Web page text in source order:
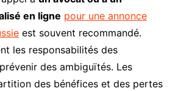
en ligne pour une annonce
est souvent recommandé.
les responsabilités des
des ambiguïtés. Les
des bénéfices et des pertes